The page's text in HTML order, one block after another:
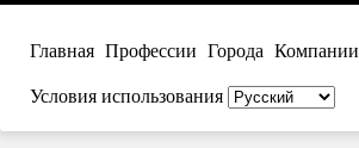
Главная Профессии Города Компании
Условия использования